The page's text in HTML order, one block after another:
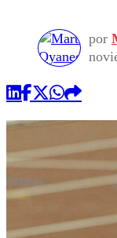
por